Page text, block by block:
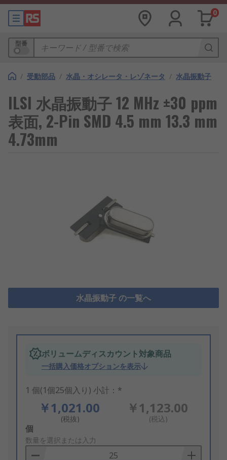
0
型番
/ 受動部品 / 水晶・オシレータ・レゾネータ / 水晶振動子
ILSI 水晶振動子 12 MHz ±30 ppm
表面, 2-Pin SMD 4.5 mm 13.3 mm
4.73mm
水晶振動子 の一覧へ
ボリュームディスカウント対象商品
一括購入価格オプションを表示
1 個(1個25個入り) 小計：*
￥1,021.00
(税抜)
￥1,123.00
(税込)
Add
to
Basket
個
数量を選択または入力